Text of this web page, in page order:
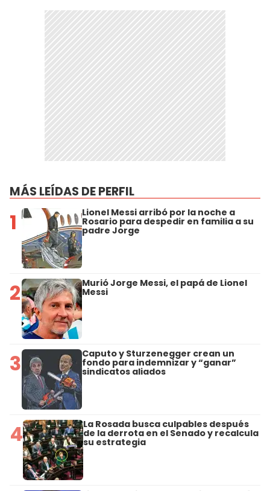
MÁS LEÍDAS DE PERFIL
1 Lionel Messi arribó por la noche a
Rosario para despedir en familia a su
padre Jorge
2 Murió Jorge Messi, el papá de Lionel
Messi
3 Caputo y Sturzenegger crean un
fondo para indemnizar y “ganar”
sindicatos aliados
4 La Rosada busca culpables después
de la derrota en el Senado y recalcula
su estrategia